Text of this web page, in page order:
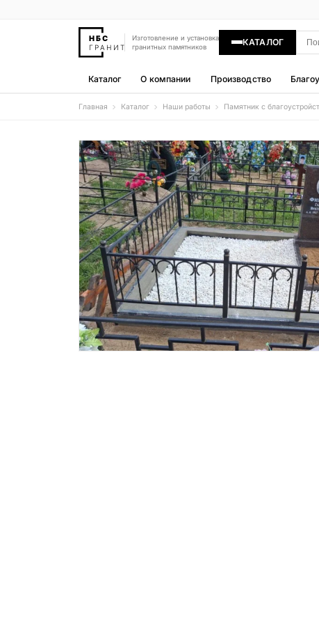
Изготовление и установка
гранитных памятников
КАТАЛОГ
Каталог О компании Производство
Гравировка
77 моделей
Надгробные плиты
30 моделей
Гранитные ограды
15 моделей
Гранитные цветники
7 моделей
Вазы и лампады
24 модели
Главная Каталог Наши работы Памятник с